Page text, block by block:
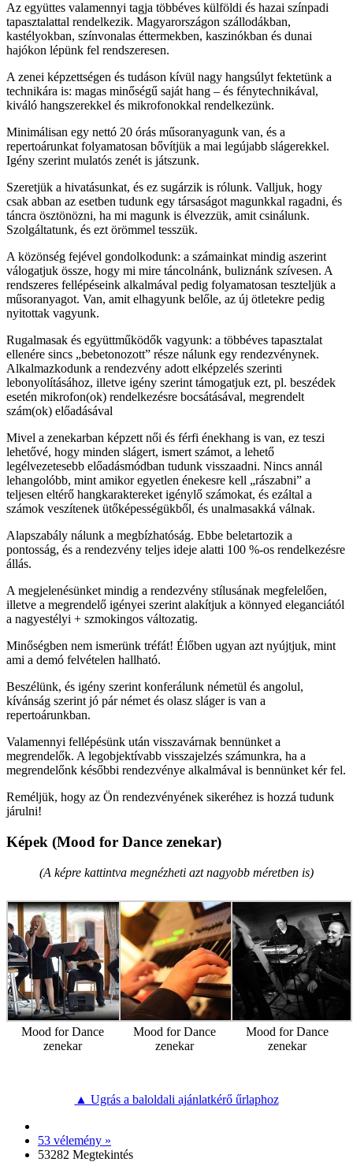
Az együttes valamennyi tagja többéves külföldi és hazai színpadi
tapasztalattal rendelkezik. Magyarországon szállodákban,
kastélyokban, színvonalas éttermekben, kaszinókban és dunai
hajókon lépünk fel rendszeresen.
A zenei képzettségen és tudáson kívül nagy hangsúlyt fektetünk a
technikára is: magas minőségű saját hang – és fénytechnikával,
kiváló hangszerekkel és mikrofonokkal rendelkezünk.
Minimálisan egy nettó 20 órás műsoranyagunk van, és a
repertoárunkat folyamatosan bővítjük a mai legújabb slágerekkel.
Igény szerint mulatós zenét is játszunk.
Szeretjük a hivatásunkat, és ez sugárzik is rólunk. Valljuk, hogy
csak abban az esetben tudunk egy társaságot magunkkal ragadni, és
táncra ösztönözni, ha mi magunk is élvezzük, amit csinálunk.
Szolgáltatunk, és ezt örömmel tesszük.
A közönség fejével gondolkodunk: a számainkat mindig aszerint
válogatjuk össze, hogy mi mire táncolnánk, buliznánk szívesen. A
rendszeres fellépéseink alkalmával pedig folyamatosan teszteljük a
műsoranyagot. Van, amit elhagyunk belőle, az új ötletekre pedig
nyitottak vagyunk.
Rugalmasak és együttműködők vagyunk: a többéves tapasztalat
ellenére sincs „bebetonozott” része nálunk egy rendezvénynek.
Alkalmazkodunk a rendezvény adott elképzelés szerinti
lebonyolításához, illetve igény szerint támogatjuk ezt, pl. beszédek
esetén mikrofon(ok) rendelkezésre bocsátásával, megrendelt
szám(ok) előadásával
Mivel a zenekarban képzett női és férfi énekhang is van, ez teszi
lehetővé, hogy minden slágert, ismert számot, a lehető
legélvezetesebb előadásmódban tudunk visszaadni. Nincs annál
lehangolóbb, mint amikor egyetlen énekesre kell „rászabni” a
teljesen eltérő hangkaraktereket igénylő számokat, és ezáltal a
számok veszítenek ütőképességükből, és unalmasakká válnak.
Alapszabály nálunk a megbízhatóság. Ebbe beletartozik a
pontosság, és a rendezvény teljes ideje alatti 100 %-os rendelkezésre
állás.
A megjelenésünket mindig a rendezvény stílusának megfelelően,
illetve a megrendelő igényei szerint alakítjuk a könnyed eleganciától
a nagyestélyi + szmokingos változatig.
Minőségben nem ismerünk tréfát! Élőben ugyan azt nyújtjuk, mint
ami a demó felvételen hallható.
Beszélünk, és igény szerint konferálunk németül és angolul,
kívánság szerint jó pár német és olasz sláger is van a
repertoárunkban.
Valamennyi fellépésünk után visszavárnak bennünket a
megrendelők. A legobjektívabb visszajelzés számunkra, ha a
megrendelőnk későbbi rendezvénye alkalmával is bennünket kér fel.
Reméljük, hogy az Ön rendezvényének sikeréhez is hozzá tudunk
járulni!
Képek (Mood for Dance zenekar)
(A képre kattintva megnézheti azt nagyobb méretben is)
Mood for Dance
zenekar
Mood for Dance
zenekar
Mood for Dance
zenekar
▲ Ugrás a baloldali ajánlatkérő űrlaphoz
53 vélemény »
53282 Megtekintés